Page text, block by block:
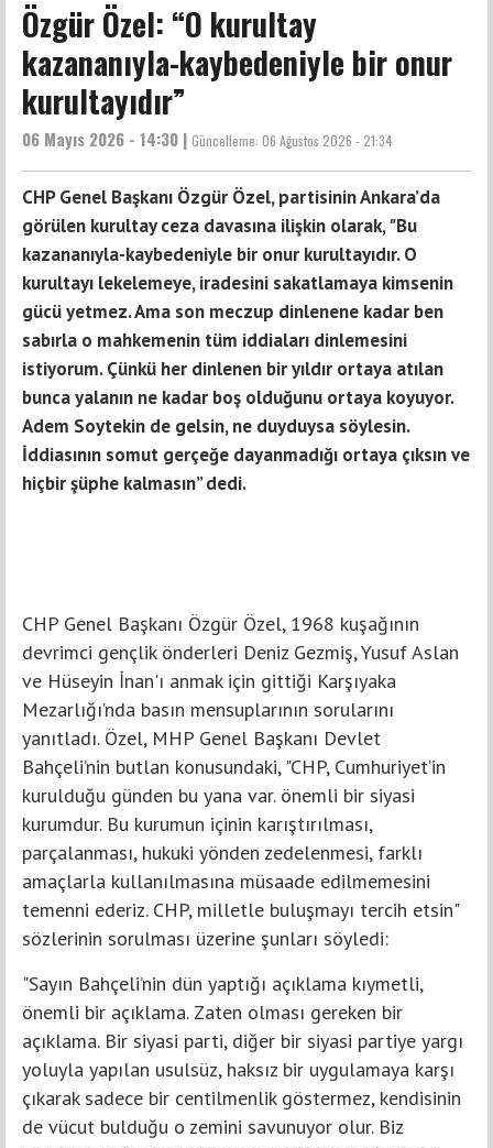
Özgür Özel: “O kurultay
kazananıyla-kaybedeniyle bir onur
kurultayıdır”
06 Mayıs 2026 - 14:30 | Güncelleme: 06 Ağustos 2026 - 21:34
CHP Genel Başkanı Özgür Özel, partisinin Ankara’da
görülen kurultay ceza davasına ilişkin olarak, "Bu
kazananıyla-kaybedeniyle bir onur kurultayıdır. O
kurultayı lekelemeye, iradesini sakatlamaya kimsenin
gücü yetmez. Ama son meczup dinlenene kadar ben
sabırla o mahkemenin tüm iddiaları dinlemesini
istiyorum. Çünkü her dinlenen bir yıldır ortaya atılan
bunca yalanın ne kadar boş olduğunu ortaya koyuyor.
Adem Soytekin de gelsin, ne duyduysa söylesin.
İddiasının somut gerçeğe dayanmadığı ortaya çıksın ve
hiçbir şüphe kalmasın” dedi.
CHP Genel Başkanı Özgür Özel, 1968 kuşağının
devrimci gençlik önderleri Deniz Gezmiş, Yusuf Aslan
ve Hüseyin İnan'ı anmak için gittiği Karşıyaka
Mezarlığı’nda basın mensuplarının sorularını
yanıtladı. Özel, MHP Genel Başkanı Devlet
Bahçeli’nin butlan konusundaki, "CHP, Cumhuriyet’in
kurulduğu günden bu yana var. önemli bir siyasi
kurumdur. Bu kurumun içinin karıştırılması,
parçalanması, hukuki yönden zedelenmesi, farklı
amaçlarla kullanılmasına müsaade edilmemesini
temenni ederiz. CHP, milletle buluşmayı tercih etsin"
sözlerinin sorulması üzerine şunları söyledi:
"Sayın Bahçeli’nin dün yaptığı açıklama kıymetli,
önemli bir açıklama. Zaten olması gereken bir
açıklama. Bir siyasi parti, diğer bir siyasi partiye yargı
yoluyla yapılan usulsüz, haksız bir uygulamaya karşı
çıkarak sadece bir centilmenlik göstermez, kendisinin
de vücut bulduğu o zemini savunuyor olur. Biz